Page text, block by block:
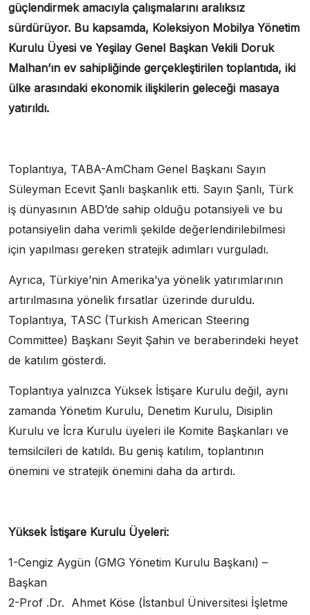
güçlendirmek amacıyla çalışmalarını aralıksız
sürdürüyor. Bu kapsamda, Koleksiyon Mobilya Yönetim
Kurulu Üyesi ve Yeşilay Genel Başkan Vekili Doruk
Malhan’ın ev sahipliğinde gerçekleştirilen toplantıda, iki
ülke arasındaki ekonomik ilişkilerin geleceği masaya
yatırıldı.
Toplantıya, TABA-AmCham Genel Başkanı Sayın
Süleyman Ecevit Şanlı başkanlık etti. Sayın Şanlı, Türk
iş dünyasının ABD’de sahip olduğu potansiyeli ve bu
potansiyelin daha verimli şekilde değerlendirilebilmesi
için yapılması gereken stratejik adımları vurguladı.
Ayrıca, Türkiye’nin Amerika’ya yönelik yatırımlarının
artırılmasına yönelik fırsatlar üzerinde duruldu.
Toplantıya, TASC (Turkish American Steering
Committee) Başkanı Seyit Şahin ve beraberindeki heyet
de katılım gösterdi.
Toplantıya yalnızca Yüksek İstişare Kurulu değil, aynı
zamanda Yönetim Kurulu, Denetim Kurulu, Disiplin
Kurulu ve İcra Kurulu üyeleri ile Komite Başkanları ve
temsilcileri de katıldı. Bu geniş katılım, toplantının
önemini ve stratejik önemini daha da artırdı.
Yüksek İstişare Kurulu Üyeleri:
1-Cengiz Aygün (GMG Yönetim Kurulu Başkanı) –
Başkan
2-Prof .Dr. Ahmet Köse (İstanbul Üniversitesi İşletme